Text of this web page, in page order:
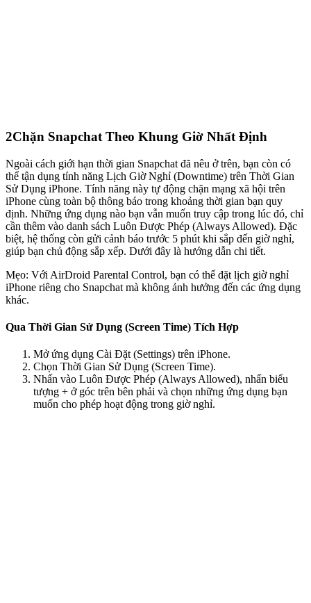
2Chặn Snapchat Theo Khung Giờ Nhất Định
Ngoài cách giới hạn thời gian Snapchat đã nêu ở trên, bạn còn có
thể tận dụng tính năng Lịch Giờ Nghỉ (Downtime) trên Thời Gian
Sử Dụng iPhone. Tính năng này tự động chặn mạng xã hội trên
iPhone cùng toàn bộ thông báo trong khoảng thời gian bạn quy
định. Những ứng dụng nào bạn vẫn muốn truy cập trong lúc đó, chỉ
cần thêm vào danh sách Luôn Được Phép (Always Allowed). Đặc
biệt, hệ thống còn gửi cảnh báo trước 5 phút khi sắp đến giờ nghỉ,
giúp bạn chủ động sắp xếp. Dưới đây là hướng dẫn chi tiết.
Mẹo: Với AirDroid Parental Control, bạn có thể đặt lịch giờ nghỉ
iPhone riêng cho Snapchat mà không ảnh hưởng đến các ứng dụng
khác.
Qua Thời Gian Sử Dụng (Screen Time) Tích Hợp
Mở ứng dụng Cài Đặt (Settings) trên iPhone.
Chọn Thời Gian Sử Dụng (Screen Time).
Nhấn vào Luôn Được Phép (Always Allowed), nhấn biểu
tượng + ở góc trên bên phải và chọn những ứng dụng bạn
muốn cho phép hoạt động trong giờ nghỉ.